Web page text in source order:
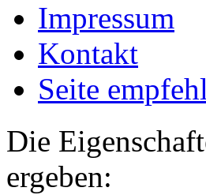
Impressum
Kontakt
Seite
Die
ergeben: